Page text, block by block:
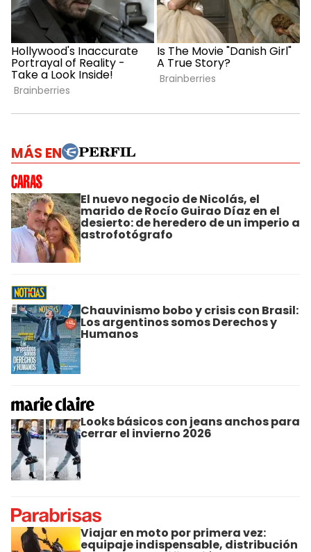
MÁS EN
El nuevo negocio de Nicolás, el
marido de Rocío Guirao Díaz en el
desierto: de heredero de un imperio a
astrofotógrafo
Chauvinismo bobo y crisis con Brasil:
Los argentinos somos Derechos y
Humanos
Looks básicos con jeans anchos para
cerrar el invierno 2026
Viajar en moto por primera vez:
equipaje indispensable, distribución